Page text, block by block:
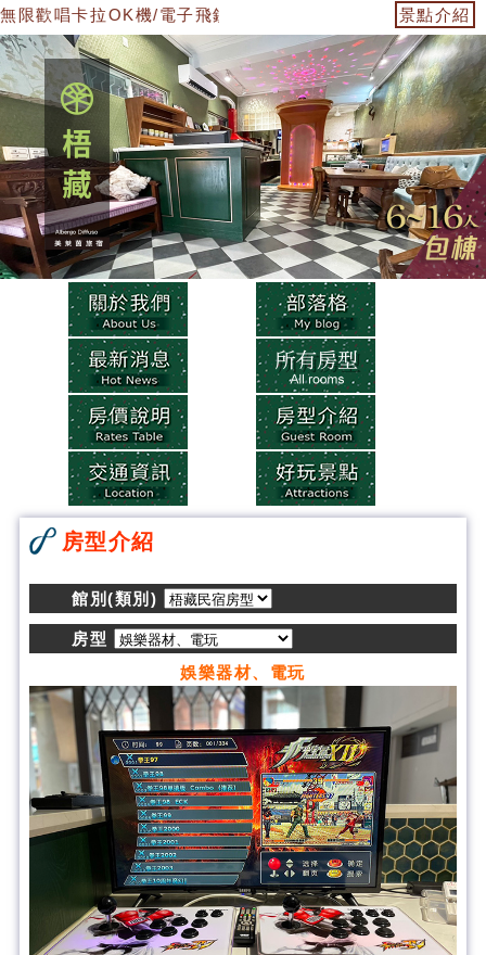
歡唱卡拉OK機/電子飛鏢機/雙人遊戲機/"雲霄飛車"電動
景點介紹
房型介紹
館別(類別)
房型
娛樂器材、電玩